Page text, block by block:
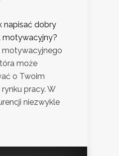
napisać dobry
motywacyjny?
motywacyjnego
może
o Twoim
pracy. W
niezwykle